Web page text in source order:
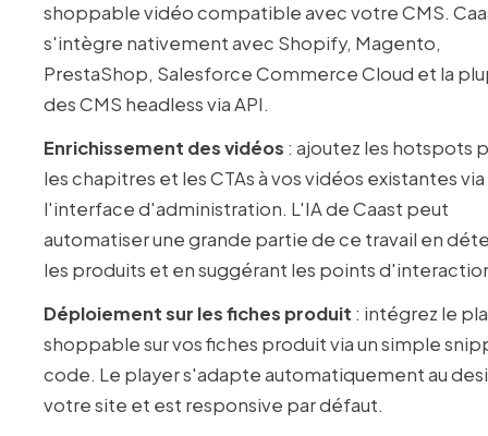
shoppable vidéo compatible avec votre CMS.
s'intègre nativement avec Shopify, Magento,
PrestaShop, Salesforce Commerce Cloud et la
des CMS headless via API.
Enrichissement des vidéos : ajoutez les hotspots
les chapitres et les CTAs à vos vidéos existantes via
l'interface d'administration. L'IA de Caast peut
automatiser une grande partie de ce travail en
les produits et en suggérant les points
Déploiement sur les fiches produit : intégrez le
shoppable sur vos fiches produit via un simple
code. Le player s'adapte automatiquement au
votre site et est responsive par défaut.